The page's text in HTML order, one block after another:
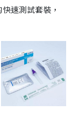
速測試套裝，